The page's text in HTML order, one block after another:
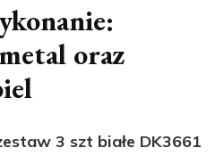
oraz
3 szt białe DK3661